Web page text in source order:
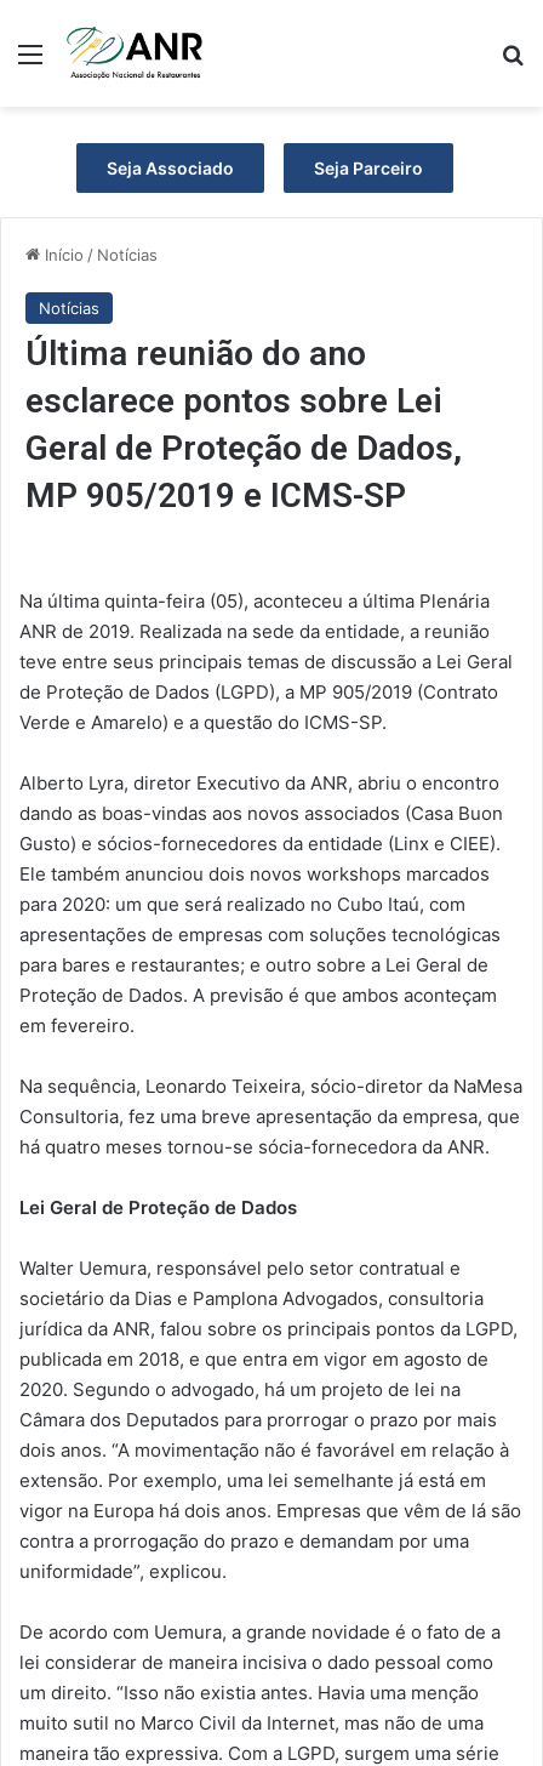
Menu
Seja Associado Seja Parceiro
Início / Notícias
Notícias
Última reunião do ano
esclarece pontos sobre Lei
Geral de Proteção de Dados,
MP 905/2019 e ICMS-SP
Na última quinta-feira (05), aconteceu a última Plenária
ANR de 2019. Realizada na sede da entidade, a reunião
teve entre seus principais temas de discussão a Lei Geral
de Proteção de Dados (LGPD), a MP 905/2019 (Contrato
Verde e Amarelo) e a questão do ICMS-SP.
Alberto Lyra, diretor Executivo da ANR, abriu o encontro
dando as boas-vindas aos novos associados (Casa Buon
Gusto) e sócios-fornecedores da entidade (Linx e CIEE).
Ele também anunciou dois novos workshops marcados
para 2020: um que será realizado no Cubo Itaú, com
apresentações de empresas com soluções tecnológicas
para bares e restaurantes; e outro sobre a Lei Geral de
Proteção de Dados. A previsão é que ambos aconteçam
em fevereiro.
Na sequência, Leonardo Teixeira, sócio-diretor da NaMesa
Consultoria, fez uma breve apresentação da empresa, que
há quatro meses tornou-se sócia-fornecedora da ANR.
Lei Geral de Proteção de Dados
Walter Uemura, responsável pelo setor contratual e
societário da Dias e Pamplona Advogados, consultoria
jurídica da ANR, falou sobre os principais pontos da LGPD,
publicada em 2018, e que entra em vigor em agosto de
2020. Segundo o advogado, há um projeto de lei na
Câmara dos Deputados para prorrogar o prazo por mais
dois anos. “A movimentação não é favorável em relação à
extensão. Por exemplo, uma lei semelhante já está em
vigor na Europa há dois anos. Empresas que vêm de lá são
contra a prorrogação do prazo e demandam por uma
uniformidade”, explicou.
De acordo com Uemura, a grande novidade é o fato de a
lei considerar de maneira incisiva o dado pessoal como
um direito. “Isso não existia antes. Havia uma menção
muito sutil no Marco Civil da Internet, mas não de uma
maneira tão expressiva. Com a LGPD, surgem uma série